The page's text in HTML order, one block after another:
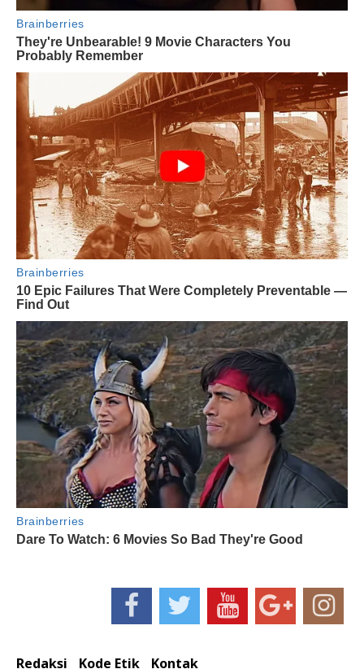
Redaksi Kode Etik Kontak